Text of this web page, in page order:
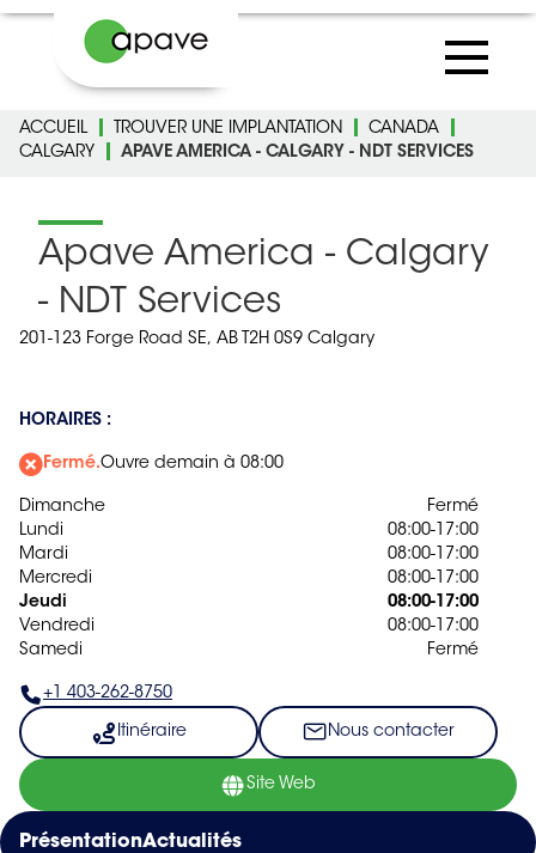
ACCUEIL TROUVER UNE IMPLANTATION
CANADA
CALGARY
APAVE AMERICA - CALGARY - NDT SERVICES
Apave America - Calgary
- NDT Services
201-123 Forge Road SE, AB T2H 0S9 Calgary
HORAIRES :
Fermé.Ouvre demain à 08:00
Dimanche
Fermé
Lundi
08:00-17:00
Mardi
08:00-17:00
Mercredi
08:00-17:00
Jeudi
08:00-17:00
Vendredi
08:00-17:00
Samedi
Fermé
+1 403-262-8750
Itinéraire Nous contacter
Site Web
PrésentationActualités